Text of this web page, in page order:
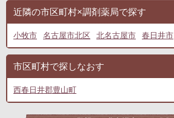
近隣の市区町村×調剤薬局で探す
小牧市 名古屋市北区 北名古屋市 春日井市
市区町村で探しなおす
西春日井郡豊山町